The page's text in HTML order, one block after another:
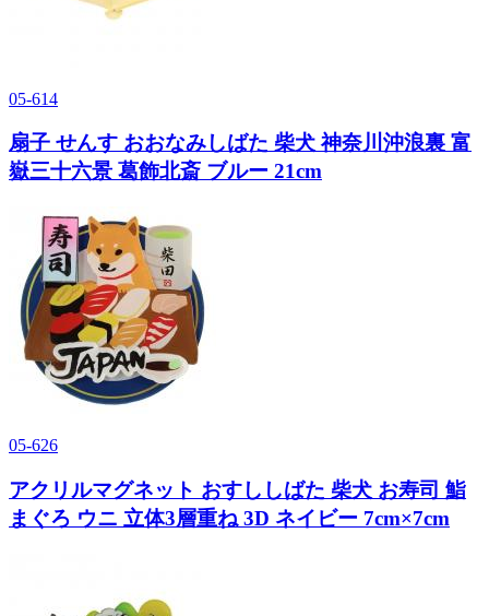
05-614
扇子 せんす おおなみしばた 柴犬 神奈川沖浪裏 富
嶽三十六景 葛飾北斎 ブルー 21cm
05-626
アクリルマグネット おすししばた 柴犬 お寿司 鮨
まぐろ ウニ 立体3層重ね 3D ネイビー 7cm×7cm